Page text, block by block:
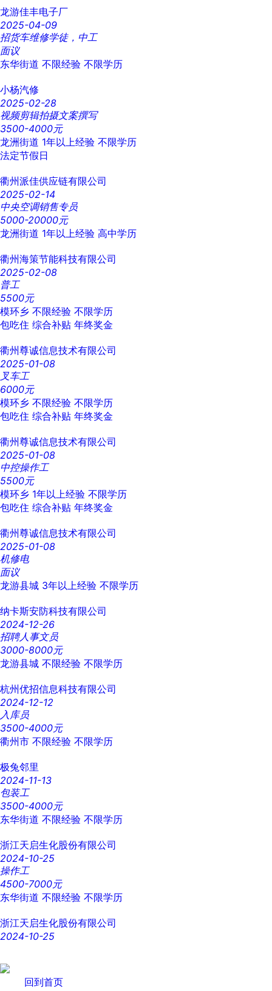
龙游佳丰电子厂
2025-04-09
招货车维修学徒，中工
面议
东华街道 不限经验 不限学历
小杨汽修
2025-02-28
视频剪辑拍摄文案撰写
3500-4000元
龙洲街道 1年以上经验 不限学历
法定节假日
衢州派佳供应链有限公司
2025-02-14
中央空调销售专员
5000-20000元
龙洲街道 1年以上经验 高中学历
衢州海策节能科技有限公司
2025-02-08
普工
5500元
模环乡 不限经验 不限学历
包吃住 综合补贴 年终奖金
衢州尊诚信息技术有限公司
2025-01-08
叉车工
6000元
模环乡 不限经验 不限学历
包吃住 综合补贴 年终奖金
衢州尊诚信息技术有限公司
2025-01-08
中控操作工
5500元
模环乡 1年以上经验 不限学历
包吃住 综合补贴 年终奖金
衢州尊诚信息技术有限公司
2025-01-08
机修电
面议
龙游县城 3年以上经验 不限学历
纳卡斯安防科技有限公司
2024-12-26
招聘人事文员
3000-8000元
龙游县城 不限经验 不限学历
杭州优招信息科技有限公司
2024-12-12
入库员
3500-4000元
衢州市 不限经验 不限学历
极兔邻里
2024-11-13
包装工
3500-4000元
东华街道 不限经验 不限学历
浙江天启生化股份有限公司
2024-10-25
操作工
4500-7000元
东华街道 不限经验 不限学历
浙江天启生化股份有限公司
2024-10-25
回到首页